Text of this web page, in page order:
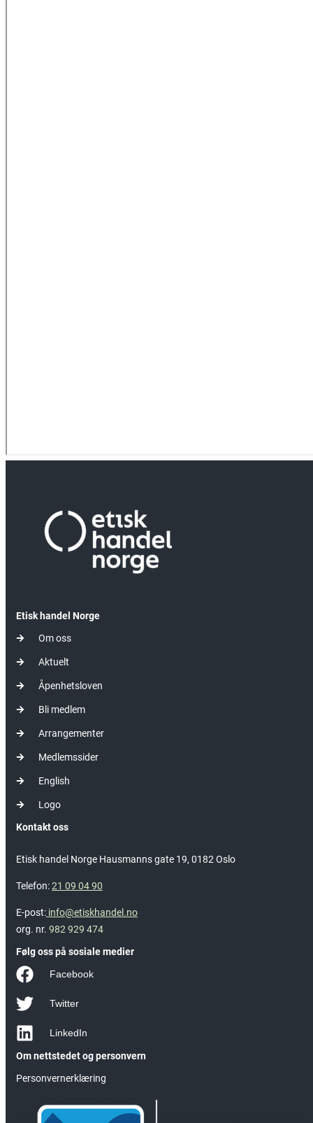
Etisk handel Norge
Om oss
Aktuelt
Åpenhetsloven
Bli medlem
Arrangementer
Medlemssider
English
Logo
Kontakt oss
Etisk handel Norge Hausmanns gate 19, 0182 Oslo
Telefon:21 09 04 90
E-post: info@etiskhandel.no
org. nr. 982 929 474
Følg oss på sosiale medier
Facebook
Twitter
LinkedIn
Om nettstedet og personvern
Personvernerklæring